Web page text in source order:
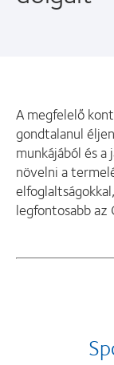
A megfelelő
gondtalanul
munkájából és
növelni a
legfontosabb az